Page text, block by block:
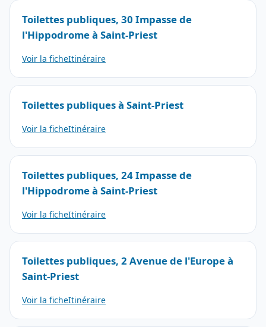
Toilettes publiques, 30 Impasse de
l'Hippodrome à Saint-Priest
Voir la ficheItinéraire
Toilettes publiques à Saint-Priest
Voir la ficheItinéraire
Toilettes publiques, 24 Impasse de
l'Hippodrome à Saint-Priest
Voir la ficheItinéraire
Toilettes publiques, 2 Avenue de l'Europe à
Saint-Priest
Voir la ficheItinéraire